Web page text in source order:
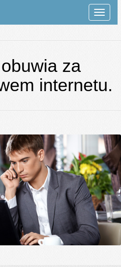
Rozwiń
za
internetu.